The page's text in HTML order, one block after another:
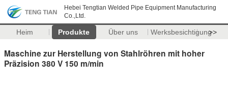
Hebei Tengtian Welded Pipe Equipment Manufacturing
Co.,Ltd.
Heim Produkte Über uns Werksbesichtigung>>
Maschine zur Herstellung von Stahlröhren mit hoher
Präzision 380 V 150 m/min